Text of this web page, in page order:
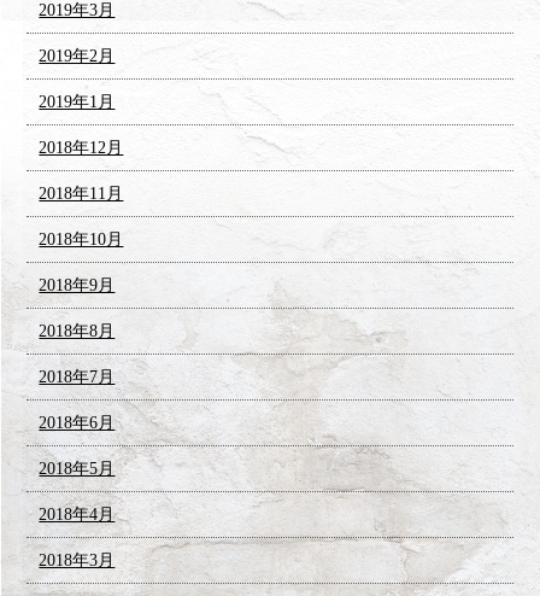
2019年3月
2019年2月
2019年1月
2018年12月
2018年11月
2018年10月
2018年9月
2018年8月
2018年7月
2018年6月
2018年5月
2018年4月
2018年3月